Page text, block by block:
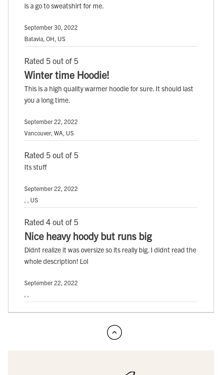
is a go to sweatshirt for me.
September 30, 2022
Batavia, OH, US
Rated 5 out of 5
Winter time Hoodie!
This is a high quality warmer hoodie for sure. It should last
you a long time.
September 22, 2022
Vancouver, WA, US
Rated 5 out of 5
Its stuff
September 22, 2022
, , US
Rated 4 out of 5
Nice heavy hoody but runs big
Didnt realize it was oversize so its really big. I didnt read the
whole description! Lol
September 22, 2022